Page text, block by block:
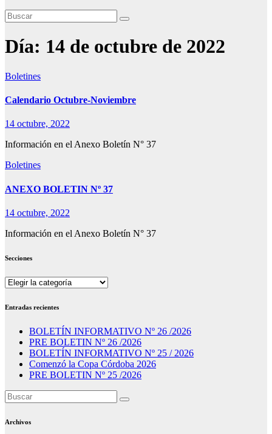
Día: 14 de octubre de 2022
Boletines
Calendario Octubre-Noviembre
14 octubre, 2022
Información en el Anexo Boletín N° 37
Boletines
ANEXO BOLETIN Nº 37
14 octubre, 2022
Información en el Anexo Boletín N° 37
Secciones
Secciones
Entradas recientes
BOLETÍN INFORMATIVO Nº 26 /2026
PRE BOLETIN Nº 26 /2026
BOLETÍN INFORMATIVO Nº 25 / 2026
Comenzó la Copa Córdoba 2026
PRE BOLETIN Nº 25 /2026
Archivos